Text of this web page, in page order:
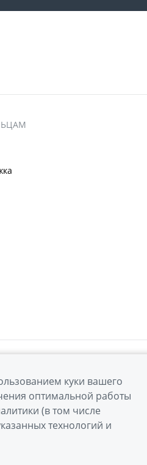
информация
куки вашего
оптимальной работы
(в том числе
технологий и